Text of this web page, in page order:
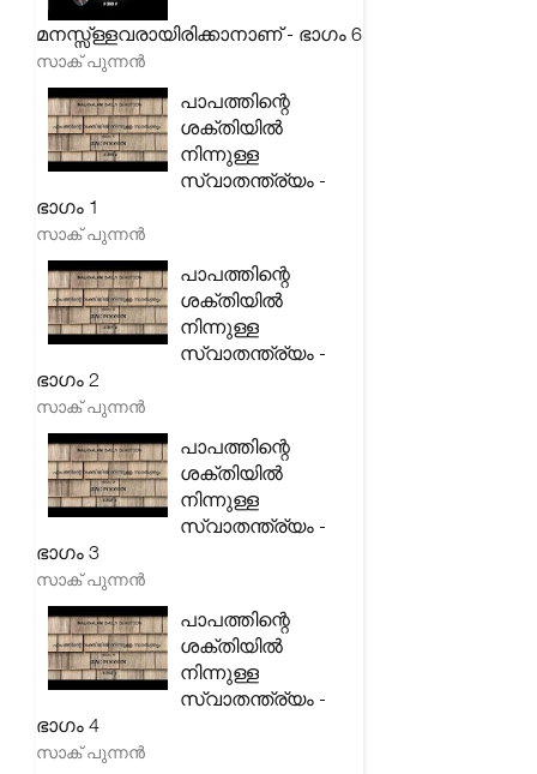
മനസ്സ്ള്ളവരായിരിക്കാനാണ് - ഭാഗം 6
സാക് പുന്നൻ
പാപത്തിന്റെ
ശക്തിയിൽ
നിന്നുള്ള
സ്വാതന്ത്ര്യം -
ഭാഗം 1
സാക് പുന്നൻ
പാപത്തിന്റെ
ശക്തിയിൽ
നിന്നുള്ള
സ്വാതന്ത്ര്യം -
ഭാഗം 2
സാക് പുന്നൻ
പാപത്തിന്റെ
ശക്തിയിൽ
നിന്നുള്ള
സ്വാതന്ത്ര്യം -
ഭാഗം 3
സാക് പുന്നൻ
പാപത്തിന്റെ
ശക്തിയിൽ
നിന്നുള്ള
സ്വാതന്ത്ര്യം -
ഭാഗം 4
സാക് പുന്നൻ